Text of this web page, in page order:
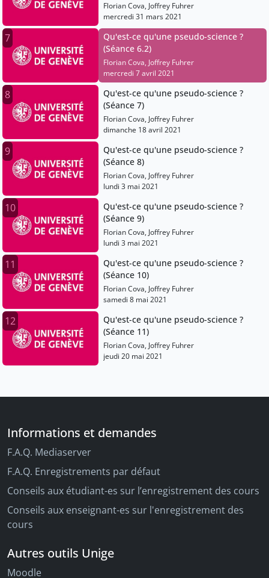
Florian Cova, Joffrey Fuhrer
mercredi 31 mars 2021
7
Qu'est-ce qu'une pseudo-science ?
(Séance 6.2)
Florian Cova, Joffrey Fuhrer
mercredi 7 avril 2021
8
Qu'est-ce qu'une pseudo-science ?
(Séance 7)
Florian Cova, Joffrey Fuhrer
dimanche 18 avril 2021
9
Qu'est-ce qu'une pseudo-science ?
(Séance 8)
Florian Cova, Joffrey Fuhrer
lundi 3 mai 2021
10
Qu'est-ce qu'une pseudo-science ?
(Séance 9)
Florian Cova, Joffrey Fuhrer
lundi 3 mai 2021
11
Qu'est-ce qu'une pseudo-science ?
(Séance 10)
Florian Cova, Joffrey Fuhrer
samedi 8 mai 2021
12
Qu'est-ce qu'une pseudo-science ?
(Séance 11)
Florian Cova, Joffrey Fuhrer
jeudi 20 mai 2021
Informations et demandes
F.A.Q. Mediaserver
F.A.Q. Enregistrements par défaut
Conseils aux étudiant-es sur l’enregistrement des cours
Conseils aux enseignant-es sur l'enregistrement des
cours
Autres outils Unige
Moodle